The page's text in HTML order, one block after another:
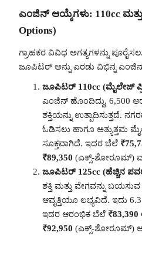
ಎಂಜಿನ್ ಆಯ್ಕೆಗಳು: 110cc ಮತ್ತು
Options)
ಗ್ರಾಹಕರ ವಿವಿಧ ಅಗತ್ಯಗಳನ್ನು
ಜೂಪಿಟರ್ ಅನ್ನು ಎರಡು ವಿಭಿನ್ನ ಎಂಜಿನ್
ಜೂಪಿಟರ್ 110cc (ಮೈಲೇಜ್
ಎಂಜಿನ್ ಹೊಂದಿದ್ದು, 6,500
ಶಕ್ತಿಯನ್ನು ಉತ್ಪಾದಿಸುತ್ತದೆ.
ಓಡಿಸಲು ಹಾಗೂ ಅತ್ಯುತ್ತಮ
ಸೂಕ್ತವಾಗಿದೆ. ಇದರ ಬೆಲೆ
₹89,350 (ಎಕ್ಸ್-ಶೋರೂಮ್)
ಜೂಪಿಟರ್ 125cc (ಹೆಚ್ಚಿನ
ಶಕ್ತಿ ಮತ್ತು ವೇಗವನ್ನು
ಆವೃತ್ತಿಯೂ ಲಭ್ಯವಿದೆ. ಇದು 6.3
ಇದರ ಆರಂಭಿಕ ಬೆಲೆ
₹92,950 (ಎಕ್ಸ್-ಶೋರೂಮ್)